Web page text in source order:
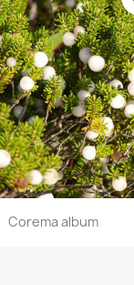
Corema album